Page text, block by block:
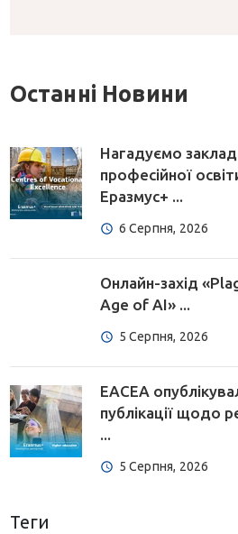
Останні Новини
Нагадуємо
професійної
Еразмус+ ...
6 Серпня, 2026
Онлайн-захід
Age of AI» ...
5 Серпня, 2026
EACEA
публікації щодо
...
5 Серпня, 2026
Теги